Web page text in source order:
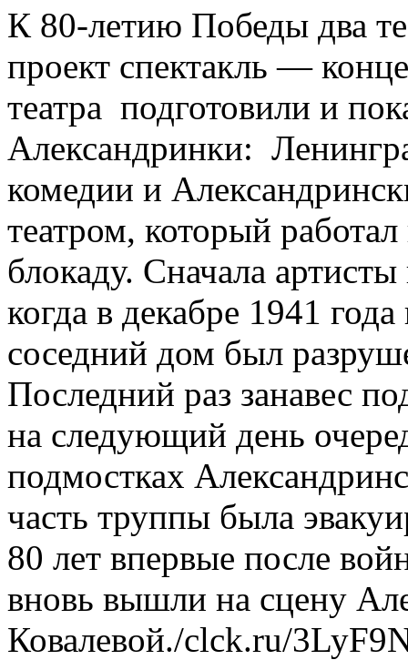
К 80-летию Победы два
проект спектакль —
театра подготовили и
Александринки:
комедии и
театром, который
блокаду. Сначала
когда в декабре 1941
соседний дом был
Последний раз занавес
на следующий день
подмостках
часть труппы была
80 лет впервые после
вновь вышли на сцену
Ковалевой./clck.ru/